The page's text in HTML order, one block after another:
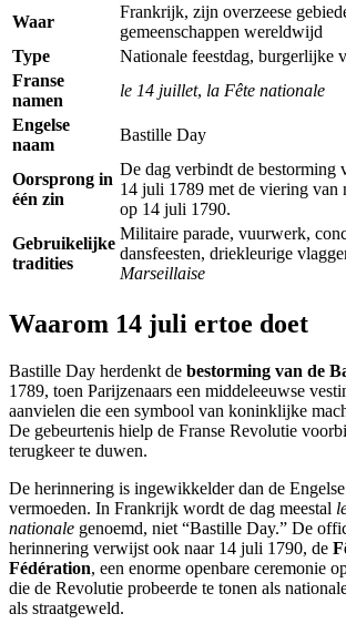
Waar
Frankrijk, zijn overzeese
gemeenschappen wereldwijd
Type
Nationale feestdag, burgerlijke
Franse
namen
le 14 juillet, la Fête nationale
Engelse
naam
Bastille Day
Oorsprong in
één zin
De dag verbindt de bestorming
14 juli 1789 met de viering van
op 14 juli 1790.
Gebruikelijke
tradities
Militaire parade, vuurwerk,
dansfeesten, driekleurige
Marseillaise
Waarom 14 juli ertoe doet
Bastille Day herdenkt de bestorming van de
1789, toen Parijzenaars een middeleeuwse
aanvielen die een symbool van koninklijke
De gebeurtenis hielp de Franse Revolutie
terugkeer te duwen.
De herinnering is ingewikkelder dan de
vermoeden. In Frankrijk wordt de dag meestal
nationale genoemd, niet “Bastille Day.” De
herinnering verwijst ook naar 14 juli 1790, de
Fédération, een enorme openbare ceremonie
die de Revolutie probeerde te tonen als
als straatgeweld.